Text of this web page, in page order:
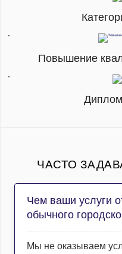
Повышение
ЧАСТО
Чем ваши услуги
обычного
Мы не оказываем